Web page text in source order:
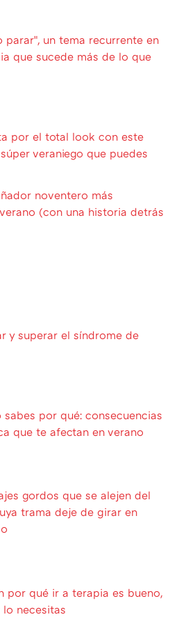
parar", un tema recurrente en
que sucede más de lo que
por el total look con este
veraniego que puedes
noventero más
(con una historia detrás
y superar el síndrome de
sabes por qué: consecuencias
que te afectan en verano
gordos que se alejen del
trama deje de girar en
por qué ir a terapia es bueno,
necesitas